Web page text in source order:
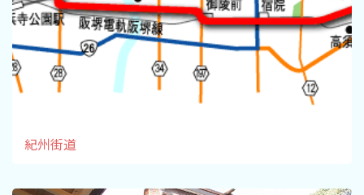
堺観光コンベンション協会について
協会について
紀州街道